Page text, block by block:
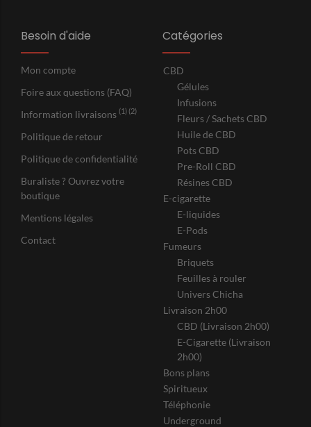
Besoin d'aide
Mon compte
Foire aux questions (FAQ)
Information livraisons (1) (2)
Politique de retour
Politique de confidentialité
Buraliste ? Ouvrez votre
boutique
Mentions légales
Contact
Catégories
CBD
Gélules
Infusions
Fleurs / Sachets CBD
Huile de CBD
Pots CBD
Pre-Roll CBD
Résines CBD
E-cigarette
E-liquides
E-Pods
Fumeurs
Briquets
Feuilles à rouler
Univers Chicha
Livraison 2h00
CBD (Livraison 2h00)
E-Cigarette (Livraison
2h00)
Bons plans
Spiritueux
Téléphonie
Underground